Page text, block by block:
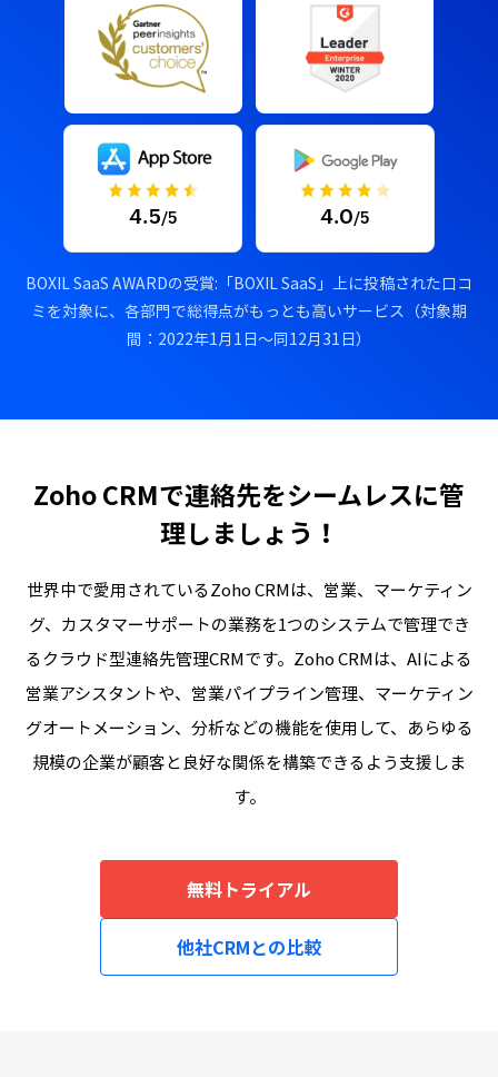
4.5/5 4.0/5
BOXIL SaaS AWARDの受賞:「BOXIL SaaS」上に投稿された口コ
ミを対象に、各部門で総得点がもっとも高いサービス（対象期
間：2022年1月1日〜同12月31日）
Zoho CRMで連絡先をシームレスに管
理しましょう！
世界中で愛用されているZoho CRMは、営業、マーケティン
グ、カスタマーサポートの業務を1つのシステムで管理でき
るクラウド型連絡先管理CRMです。Zoho CRMは、AIによる
営業アシスタントや、営業パイプライン管理、マーケティン
グオートメーション、分析などの機能を使用して、あらゆる
規模の企業が顧客と良好な関係を構築できるよう支援しま
す。
無料トライアル
他社CRMとの比較